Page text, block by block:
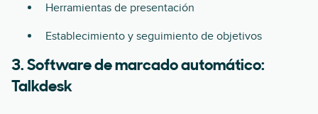
Herramientas de presentación
Establecimiento y seguimiento de objetivos
3. Software de marcado automático:
Talkdesk